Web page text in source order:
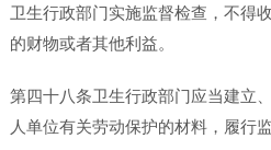
卫生行政部门实施监督检查，不得
的财物或者其他利益。
第四十八条卫生行政部门应当建立
人单位有关劳动保护的材料，履行